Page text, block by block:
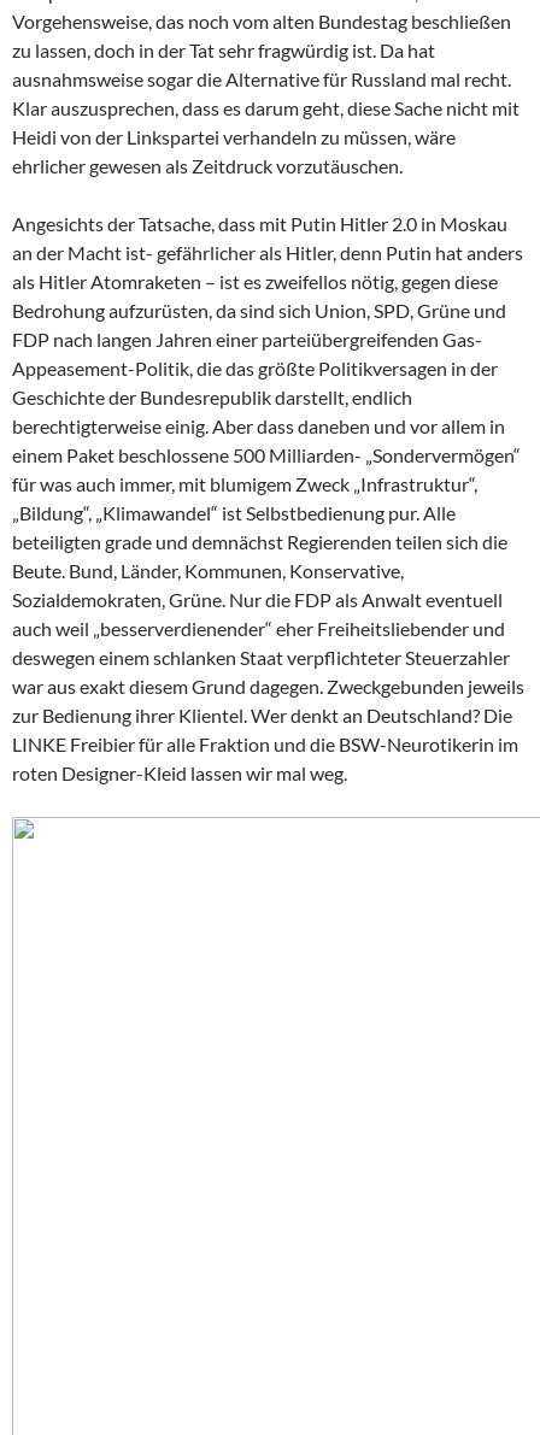
Vorgehensweise, das noch vom alten Bundestag beschließen
zu lassen, doch in der Tat sehr fragwürdig ist. Da hat
ausnahmsweise sogar die Alternative für Russland mal recht.
Klar auszusprechen, dass es darum geht, diese Sache nicht mit
Heidi von der Linkspartei verhandeln zu müssen, wäre
ehrlicher gewesen als Zeitdruck vorzutäuschen.
Angesichts der Tatsache, dass mit Putin Hitler 2.0 in Moskau
an der Macht ist- gefährlicher als Hitler, denn Putin hat anders
als Hitler Atomraketen – ist es zweifellos nötig, gegen diese
Bedrohung aufzurüsten, da sind sich Union, SPD, Grüne und
FDP nach langen Jahren einer parteiübergreifenden Gas-
Appeasement-Politik, die das größte Politikversagen in der
Geschichte der Bundesrepublik darstellt, endlich
berechtigterweise einig. Aber dass daneben und vor allem in
einem Paket beschlossene 500 Milliarden- „Sondervermögen“
für was auch immer, mit blumigem Zweck „Infrastruktur“,
„Bildung“, „Klimawandel“ ist Selbstbedienung pur. Alle
beteiligten grade und demnächst Regierenden teilen sich die
Beute. Bund, Länder, Kommunen, Konservative,
Sozialdemokraten, Grüne. Nur die FDP als Anwalt eventuell
auch weil „besserverdienender“ eher Freiheitsliebender und
deswegen einem schlanken Staat verpflichteter Steuerzahler
war aus exakt diesem Grund dagegen. Zweckgebunden jeweils
zur Bedienung ihrer Klientel. Wer denkt an Deutschland? Die
LINKE Freibier für alle Fraktion und die BSW-Neurotikerin im
roten Designer-Kleid lassen wir mal weg.